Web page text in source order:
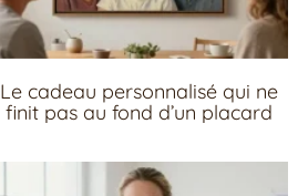
Le cadeau personnalisé qui ne
finit pas au fond d’un placard